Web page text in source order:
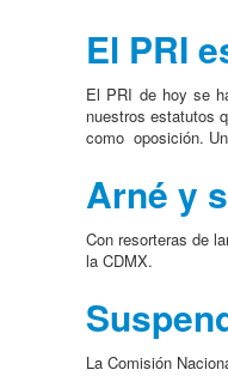
El PRI
El PRI de hoy se
nuestros estatutos
como oposición.
Arné y
Con resorteras de
la CDMX.
La Comisión